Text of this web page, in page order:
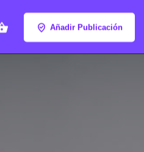
Añadir Publicación